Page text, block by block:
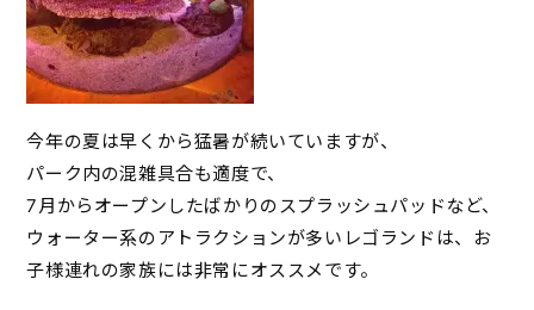
今年の夏は早くから猛暑が続いていますが、
パーク内の混雑具合も適度で、
7月からオープンしたばかりのスプラッシュパッドなど、
ウォーター系のアトラクションが多いレゴランドは、お
子様連れの家族には非常にオススメです。